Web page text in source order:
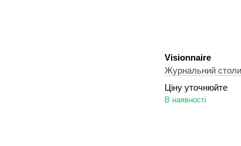
Visionnaire
Журнальний
Ціну уточнюйте
В наявності